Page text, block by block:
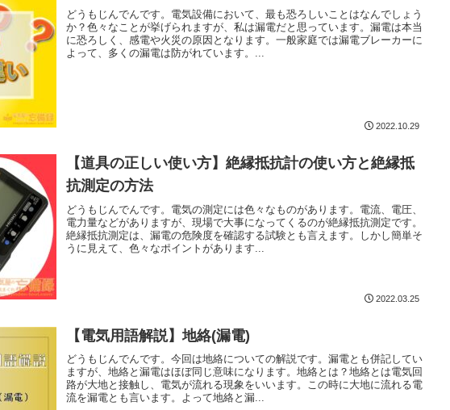
どうもじんでんです。電気設備において、最も恐ろしいことはなんでしょう
か？色々なことが挙げられますが、私は漏電だと思っています。漏電は本当
に恐ろしく、感電や火災の原因となります。一般家庭では漏電ブレーカーに
よって、多くの漏電は防がれています。...
2022.10.29
【道具の正しい使い方】絶縁抵抗計の使い方と絶縁抵
抗測定の方法
どうもじんでんです。電気の測定には色々なものがあります。電流、電圧、
電力量などがありますが、現場で大事になってくるのが絶縁抵抗測定です。
絶縁抵抗測定は、漏電の危険度を確認する試験とも言えます。しかし簡単そ
うに見えて、色々なポイントがあります...
2022.03.25
【電気用語解説】地絡(漏電)
どうもじんでんです。今回は地絡についての解説です。漏電とも併記してい
ますが、地絡と漏電はほぼ同じ意味になります。地絡とは？地絡とは電気回
路が大地と接触し、電気が流れる現象をいいます。この時に大地に流れる電
流を漏電とも言います。よって地絡と漏...